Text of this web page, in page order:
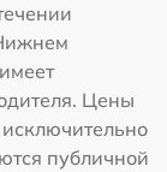
Цены
публичной